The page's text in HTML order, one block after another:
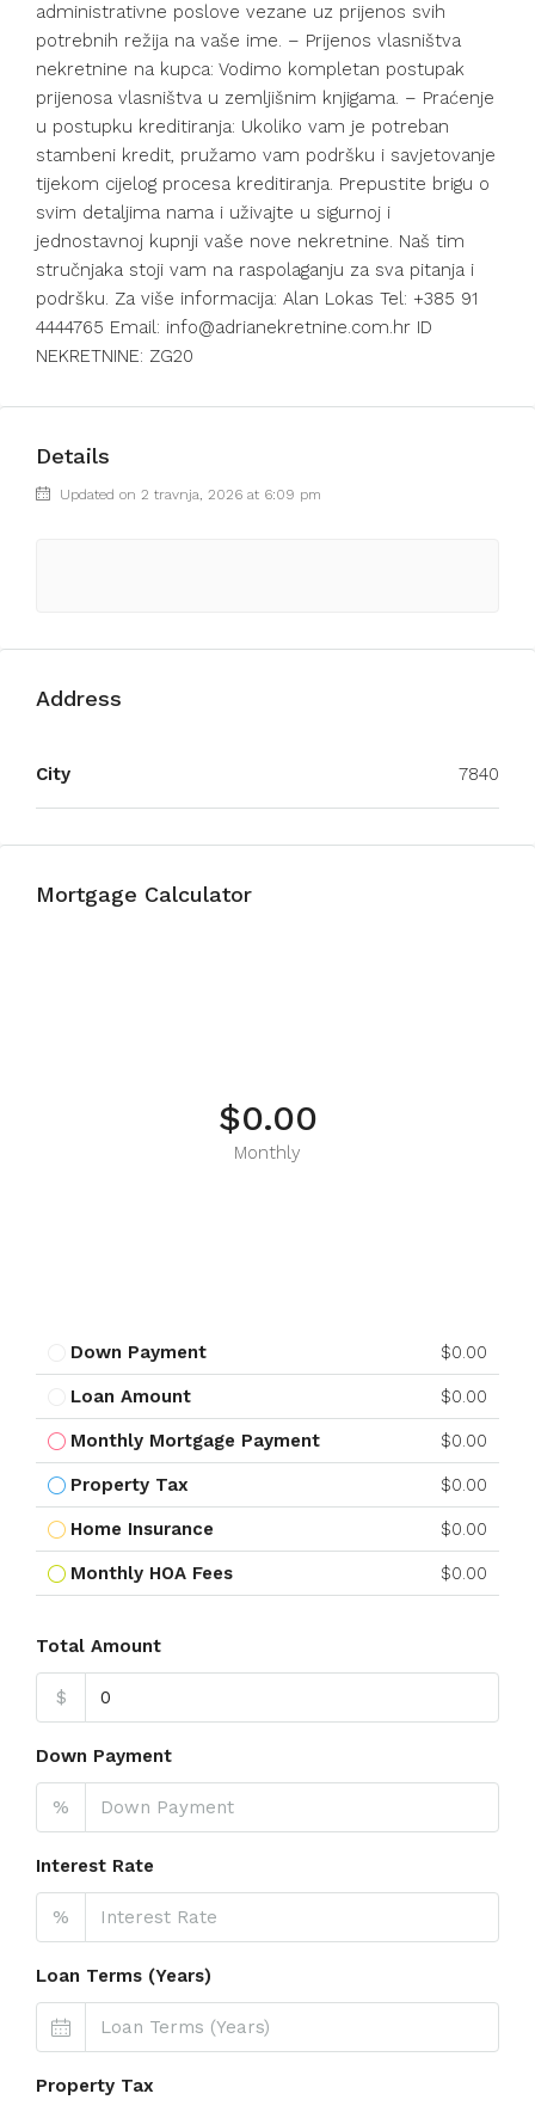
administrativne poslove vezane uz prijenos svih
potrebnih režija na vaše ime. – Prijenos vlasništva
nekretnine na kupca: Vodimo kompletan postupak
prijenosa vlasništva u zemljišnim knjigama. – Praćenje
u postupku kreditiranja: Ukoliko vam je potreban
stambeni kredit, pružamo vam podršku i savjetovanje
tijekom cijelog procesa kreditiranja. Prepustite brigu o
svim detaljima nama i uživajte u sigurnoj i
jednostavnoj kupnji vaše nove nekretnine. Naš tim
stručnjaka stoji vam na raspolaganju za sva pitanja i
podršku. Za više informacija: Alan Lokas Tel: +385 91
4444765 Email: info@adrianekretnine.com.hr ID
NEKRETNINE: ZG20
Details
Updated on 2 travnja, 2026 at 6:09 pm
Address
City 7840
Mortgage Calculator
$0.00
Monthly
Down Payment $0.00
Loan Amount $0.00
Monthly Mortgage Payment $0.00
Property Tax $0.00
Home Insurance $0.00
Monthly HOA Fees $0.00
Total Amount
$
Down Payment
%
Interest Rate
%
Loan Terms (Years)
Property Tax